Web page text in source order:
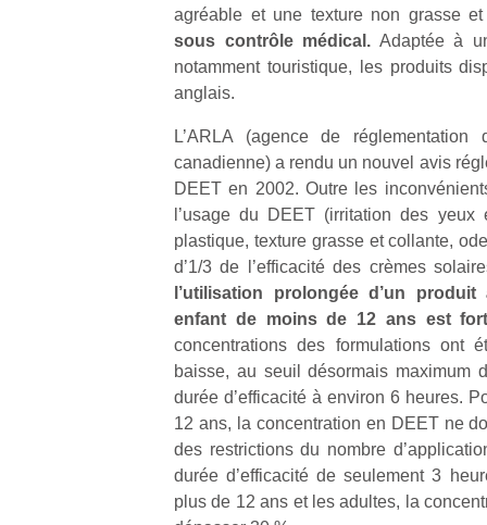
agréable et une texture non grasse
sous contrôle médical. Adaptée à
notamment touristique, les produits
anglais.
L’ARLA (agence de
canadienne) a rendu un nouvel avis
DEET en 2002. Outre les
l’usage du DEET (irritation des yeux
plastique, texture grasse et collante,
d’1/3 de l’efficacité des crèmes
l’utilisation prolongée d’un
enfant de moins de 12 ans est
concentrations des formulations ont
baisse, au seuil désormais
durée d’efficacité à environ 6 heures.
12 ans, la concentration en DEET ne
des restrictions du nombre
durée d’efficacité de seulement 3
plus de 12 ans et les adultes, la
à
…
NextGen,
une
Des
trampolines